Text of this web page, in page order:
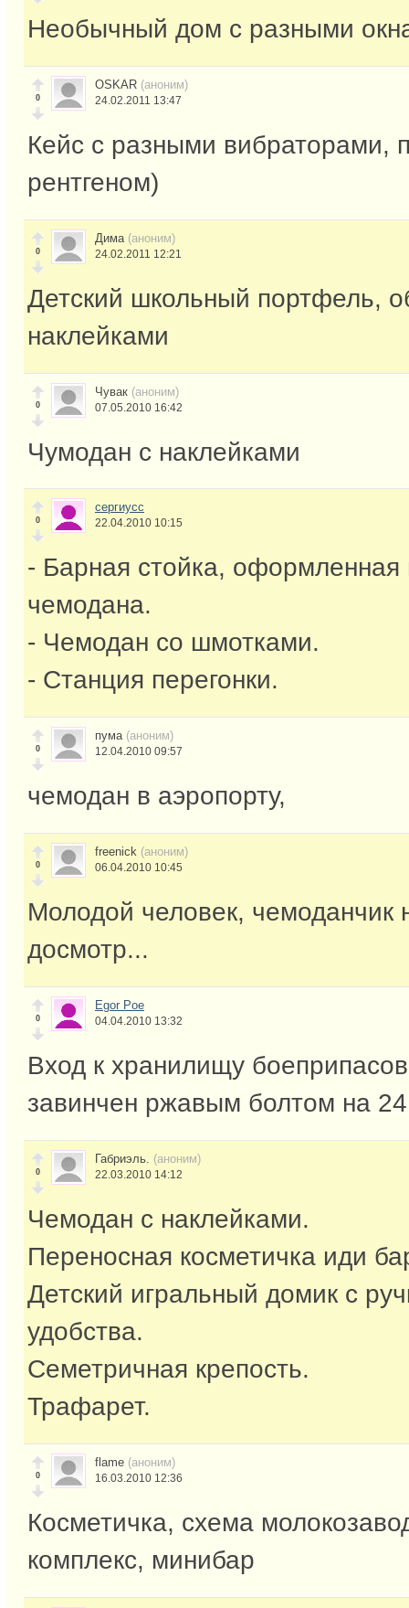
Необычный дом с разными
0
OSKAR (аноним)
24.02.2011 13:47
Кейс с разными вибраторами,
рентгеном)
0
Дима (аноним)
24.02.2011 12:21
Детский школьный портфель,
наклейками
0
Чувак (аноним)
07.05.2010 16:42
Чумодан с наклейками
0
сергиусс
22.04.2010 10:15
- Барная стойка, оформленная
чемодана.
- Чемодан со шмотками.
- Станция перегонки.
0
пума (аноним)
12.04.2010 09:57
чемодан в аэропорту,
0
freenick (аноним)
06.04.2010 10:45
Молодой человек, чемоданчик
досмотр...
0
Egor Poe
04.04.2010 13:32
Вход к хранилищу
завинчен ржавым болтом на 24
0
Габриэль. (аноним)
22.03.2010 14:12
Чемодан с наклейками.
Переносная косметичка иди
Детский игральный домик с
удобства.
Семетричная крепость.
Трафарет.
0
flame (аноним)
16.03.2010 12:36
Косметичка, схема
комплекс, минибар